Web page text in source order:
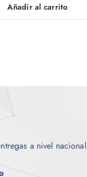
Añadir al carrito
a nivel nacional